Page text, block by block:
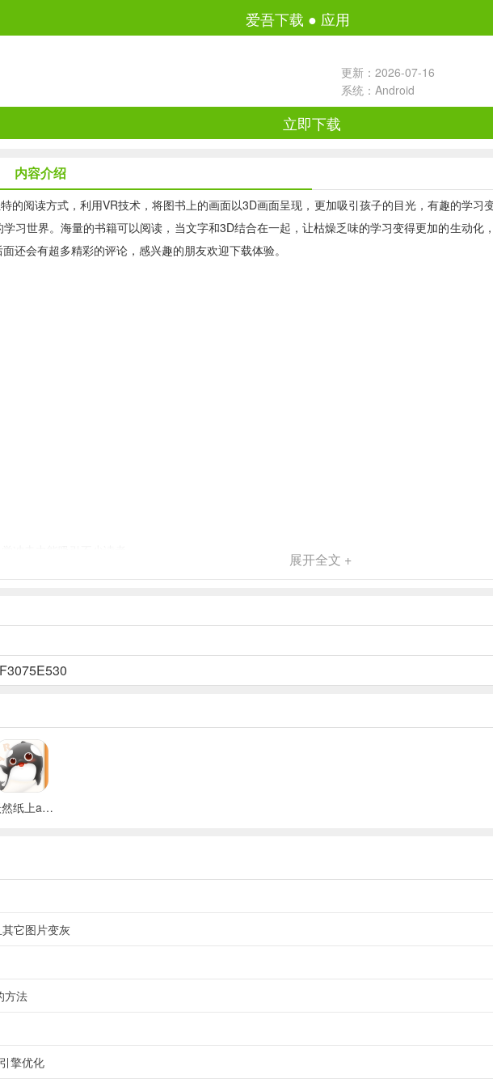
爱吾下载 ● 应用
更新：2026-07-16
系统：Android
立即下载
内容介绍
的阅读方式，利用VR技术，将图书上的画面以3D画面呈现，更加吸引孩子的目光，有趣的学
习世界。海量的书籍可以阅读，当文字和3D结合在一起，让枯燥乏味的学习变得更加的生动
还会有超多精彩的评论，感兴趣的朋友欢迎下载体验。
让你拥有更加丰富的视觉体验
大家，阅读体验更加独特
定位，满足大家的阅读需求
式呈现在大家眼前
过主要是以亲子图书和科学内容为主
呈现
展开全文 +
跃然纸上app
它图片变灰
方法
擎优化